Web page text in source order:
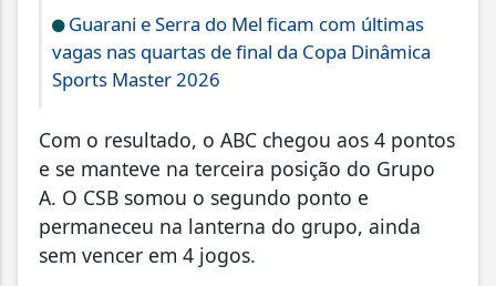
Guarani e Serra do Mel ficam com últimas
vagas nas quartas de final da Copa Dinâmica
Sports Master 2026
Com o resultado, o ABC chegou aos 4 pontos
e se manteve na terceira posição do Grupo
A. O CSB somou o segundo ponto e
permaneceu na lanterna do grupo, ainda
sem vencer em 4 jogos.